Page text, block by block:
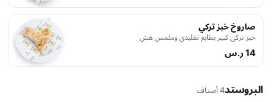
صاروخ خبز تركي
خبز تركي كبير بطابع تقليدي وملمس هش
14 ر.س
البروستد4 أصناف